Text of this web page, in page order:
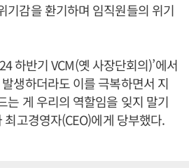
기감을 환기하며 임직원들의 위기
하반기 VCM(옛 사장단회의)’에서
생하더라도 이를 극복하면서 지
는 게 우리의 역할임을 잊지 말기
고경영자(CEO)에게 당부했다.